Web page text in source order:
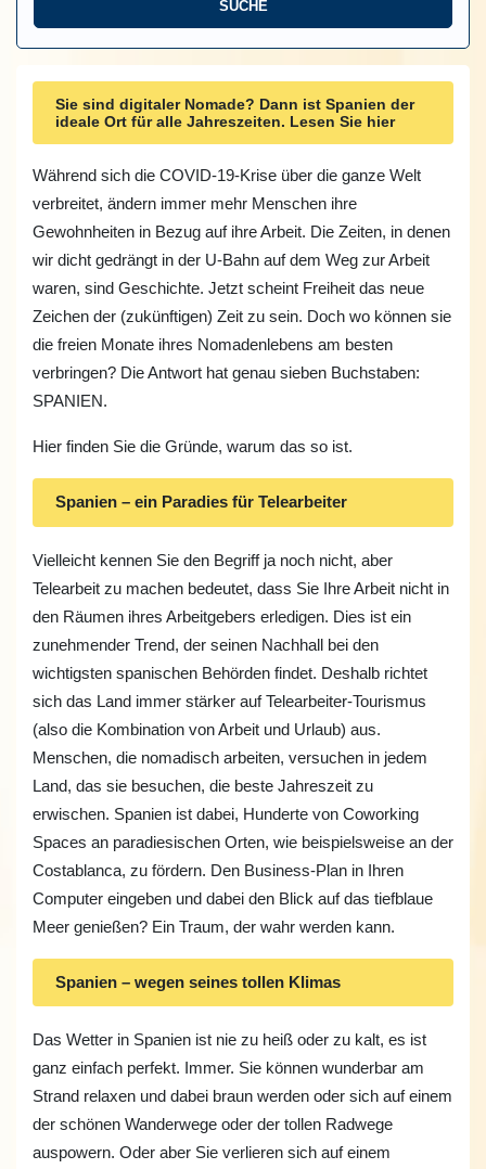
Sie sind digitaler Nomade? Dann ist Spanien der
ideale Ort für alle Jahreszeiten. Lesen Sie hier
Während sich die COVID-19-Krise über die ganze Welt
verbreitet, ändern immer mehr Menschen ihre
Gewohnheiten in Bezug auf ihre Arbeit. Die Zeiten, in denen
wir dicht gedrängt in der U-Bahn auf dem Weg zur Arbeit
waren, sind Geschichte. Jetzt scheint Freiheit das neue
Zeichen der (zukünftigen) Zeit zu sein. Doch wo können sie
die freien Monate ihres Nomadenlebens am besten
verbringen? Die Antwort hat genau sieben Buchstaben:
SPANIEN.
Hier finden Sie die Gründe, warum das so ist.
Spanien – ein Paradies für Telearbeiter
Vielleicht kennen Sie den Begriff ja noch nicht, aber
Telearbeit zu machen bedeutet, dass Sie Ihre Arbeit nicht in
den Räumen ihres Arbeitgebers erledigen. Dies ist ein
zunehmender Trend, der seinen Nachhall bei den
wichtigsten spanischen Behörden findet. Deshalb richtet
sich das Land immer stärker auf Telearbeiter-Tourismus
(also die Kombination von Arbeit und Urlaub) aus.
Menschen, die nomadisch arbeiten, versuchen in jedem
Land, das sie besuchen, die beste Jahreszeit zu
erwischen. Spanien ist dabei, Hunderte von Coworking
Spaces an paradiesischen Orten, wie beispielsweise an der
Costablanca, zu fördern. Den Business-Plan in Ihren
Computer eingeben und dabei den Blick auf das tiefblaue
Meer genießen? Ein Traum, der wahr werden kann.
Spanien – wegen seines tollen Klimas
Das Wetter in Spanien ist nie zu heiß oder zu kalt, es ist
ganz einfach perfekt. Immer. Sie können wunderbar am
Strand relaxen und dabei braun werden oder sich auf einem
der schönen Wanderwege oder der tollen Radwege
auspowern. Oder aber Sie verlieren sich auf einem